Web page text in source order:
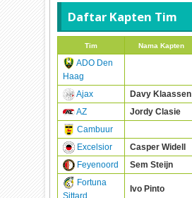
Daftar Kapten Tim
Tim Nama Kapten
ADO Den
Haag
Ajax
Davy Klaassen
AZ
Jordy Clasie
Cambuur
Excelsior
Casper Widell
Feyenoord
Sem Steijn
Fortuna
Sittard
Ivo Pinto